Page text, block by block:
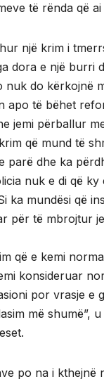
të rënda që
një krim i
dora e një burri
nuk do kërkojnë
apo të bëhet
jemi përballur
që mund të
parë dhe ka
nuk e di që ky
ka mundësi që
për të mbrojtur
që e kemi
konsideruar
por vrasje e
më shumë”,
po na i kthejnë